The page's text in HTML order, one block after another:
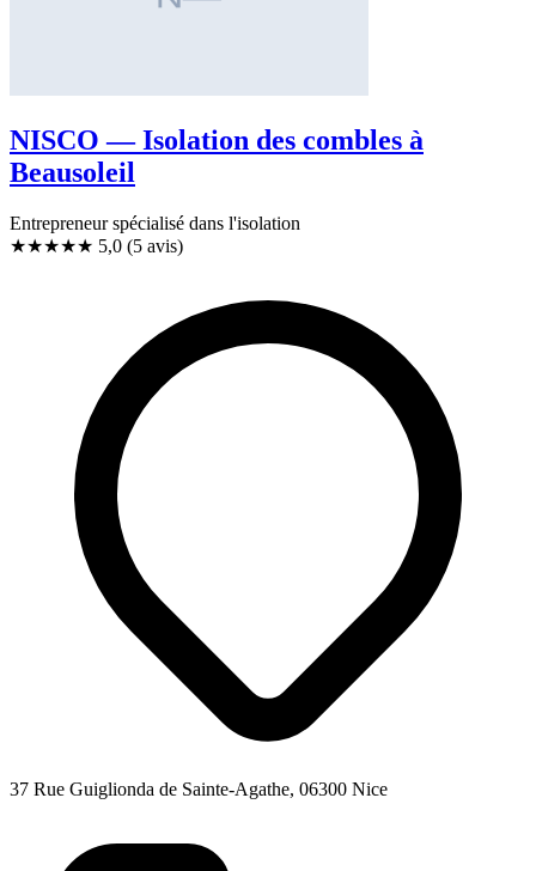
NISCO — Isolation des combles à
Beausoleil
Entrepreneur spécialisé dans l'isolation
★★★★★ 5,0 (5 avis)
37 Rue Guiglionda de Sainte-Agathe, 06300 Nice